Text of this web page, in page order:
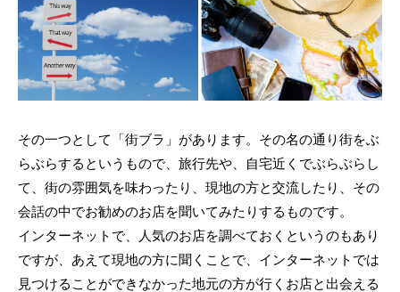
その一つとして「街ブラ」があります。その名の通り街をぶ
らぶらするというもので、旅行先や、自宅近くでぶらぶらし
て、街の雰囲気を味わったり、現地の方と交流したり、その
会話の中でお勧めのお店を聞いてみたりするものです。
インターネットで、人気のお店を調べておくというのもあり
ですが、あえて現地の方に聞くことで、インターネットでは
見つけることができなかった地元の方が行くお店と出会える